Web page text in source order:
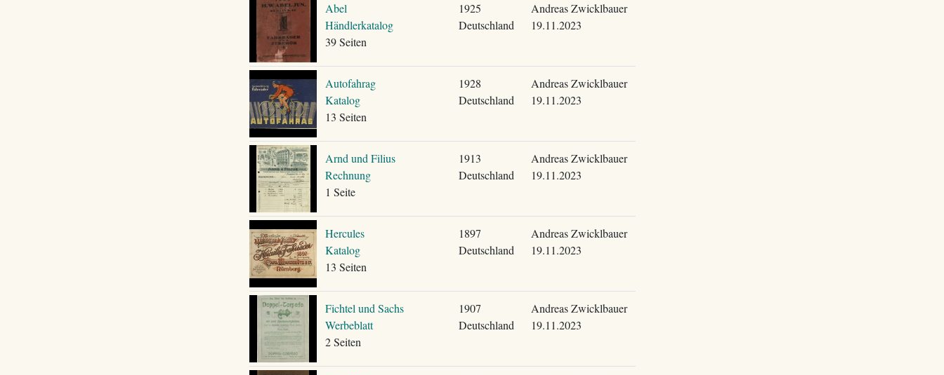
Abel
Händlerkatalog
39 Seiten
1925
Deutschland
Andreas Zwicklbauer
19.11.2023
Autofahrag
Katalog
13 Seiten
1928
Deutschland
Andreas Zwicklbauer
19.11.2023
Arnd und Filius
Rechnung
1 Seite
1913
Deutschland
Andreas Zwicklbauer
19.11.2023
Hercules
Katalog
13 Seiten
1897
Deutschland
Andreas Zwicklbauer
19.11.2023
Fichtel und Sachs
Werbeblatt
2 Seiten
1907
Deutschland
Andreas Zwicklbauer
19.11.2023